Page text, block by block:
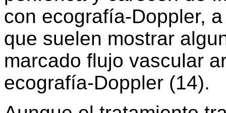
con ecografía-Doppler,
que suelen mostrar
marcado flujo vascular
ecografía-Doppler (14).